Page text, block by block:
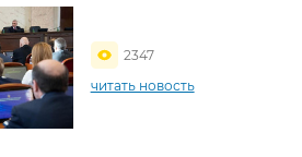
2347
читать новость